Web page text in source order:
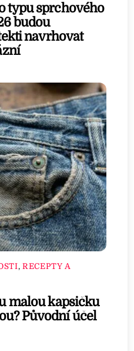
typu sprchového
budou
navrhovat
, RECEPTY A
malou kapsičku
Původní účel